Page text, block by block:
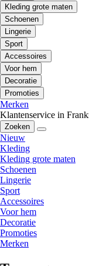
Kleding grote maten
Schoenen
Lingerie
Sport
Accessoires
Voor hem
Decoratie
Promoties
Merken
Klantenservice in
Zoeken
Nieuw
Kleding
Kleding grote maten
Schoenen
Lingerie
Sport
Accessoires
Voor hem
Decoratie
Promoties
Merken